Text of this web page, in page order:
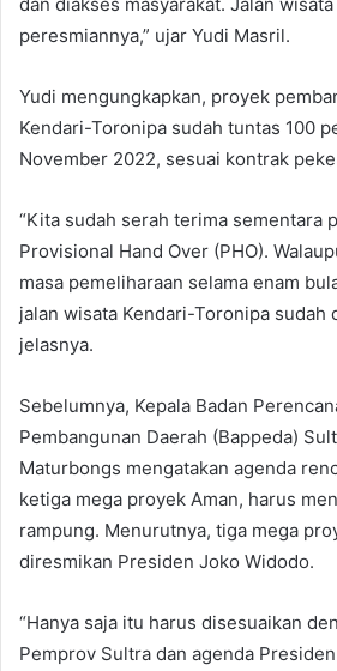
peresmiannya,” ujar Yudi Masril.
Yudi mengungkapkan, proyek
Kendari-Toronipa sudah tuntas 100
November 2022, sesuai kontrak
“Kita sudah serah terima sementara
Provisional Hand Over (PHO).
masa pemeliharaan selama enam
jalan wisata Kendari-Toronipa sudah
jelasnya.
Sebelumnya, Kepala Badan
Pembangunan Daerah (Bappeda)
Maturbongs mengatakan agenda
ketiga mega proyek Aman, harus
rampung. Menurutnya, tiga mega
diresmikan Presiden Joko Widodo.
“Hanya saja itu harus disesuaikan
Pemprov Sultra dan agenda